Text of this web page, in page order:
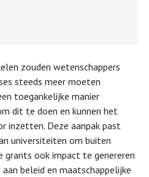
zouden wetenschappers
steeds meer moeten
toegankelijke manier
dit te doen en kunnen het
inzetten. Deze aanpak past
universiteiten om buiten
grants ook impact te genereren
beleid en maatschappelijke